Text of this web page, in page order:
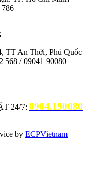
TT An Thới, Phú Quốc
568 / 09041 90080
24/7: 0904.190080
by ECPVietnam